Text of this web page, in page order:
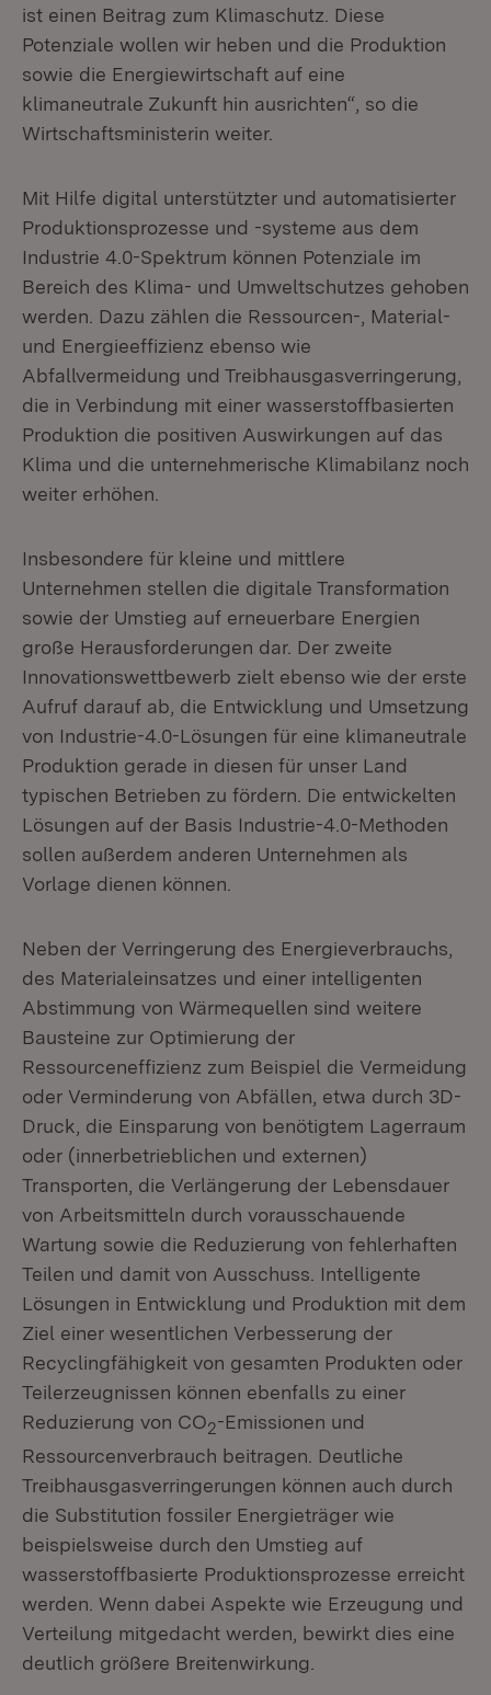
ist einen Beitrag zum Klimaschutz. Diese
Potenziale wollen wir heben und die Produktion
sowie die Energiewirtschaft auf eine
klimaneutrale Zukunft hin ausrichten“, so die
Wirtschaftsministerin weiter.
Mit Hilfe digital unterstützter und automatisierter
Produktionsprozesse und -systeme aus dem
Industrie 4.0-Spektrum können Potenziale im
Bereich des Klima- und Umweltschutzes gehoben
werden. Dazu zählen die Ressourcen-, Material-
und Energieeffizienz ebenso wie
Abfallvermeidung und Treibhausgasverringerung,
die in Verbindung mit einer wasserstoffbasierten
Produktion die positiven Auswirkungen auf das
Klima und die unternehmerische Klimabilanz noch
weiter erhöhen.
Insbesondere für kleine und mittlere
Unternehmen stellen die digitale Transformation
sowie der Umstieg auf erneuerbare Energien
große Herausforderungen dar. Der zweite
Innovationswettbewerb zielt ebenso wie der erste
Aufruf darauf ab, die Entwicklung und Umsetzung
von Industrie-4.0-Lösungen für eine klimaneutrale
Produktion gerade in diesen für unser Land
typischen Betrieben zu fördern. Die entwickelten
Lösungen auf der Basis Industrie-4.0-Methoden
sollen außerdem anderen Unternehmen als
Vorlage dienen können.
Neben der Verringerung des Energieverbrauchs,
des Materialeinsatzes und einer intelligenten
Abstimmung von Wärmequellen sind weitere
Bausteine zur Optimierung der
Ressourceneffizienz zum Beispiel die Vermeidung
oder Verminderung von Abfällen, etwa durch 3D-
Druck, die Einsparung von benötigtem Lagerraum
oder (innerbetrieblichen und externen)
Transporten, die Verlängerung der Lebensdauer
von Arbeitsmitteln durch vorausschauende
Wartung sowie die Reduzierung von fehlerhaften
Teilen und damit von Ausschuss. Intelligente
Lösungen in Entwicklung und Produktion mit dem
Ziel einer wesentlichen Verbesserung der
Recyclingfähigkeit von gesamten Produkten oder
Teilerzeugnissen können ebenfalls zu einer
Reduzierung von CO2-Emissionen und
Ressourcenverbrauch beitragen. Deutliche
Treibhausgasverringerungen können auch durch
die Substitution fossiler Energieträger wie
beispielsweise durch den Umstieg auf
wasserstoffbasierte Produktionsprozesse erreicht
werden. Wenn dabei Aspekte wie Erzeugung und
Verteilung mitgedacht werden, bewirkt dies eine
deutlich größere Breitenwirkung.